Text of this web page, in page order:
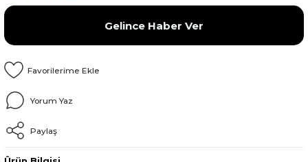
Gelince Haber Ver
Yorum Yaz
Paylaş